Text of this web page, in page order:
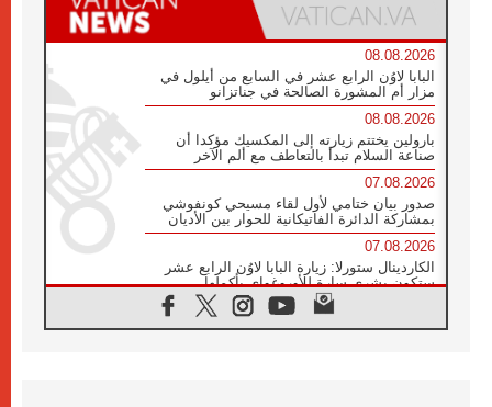
08.08.2026
البابا لاوُن الرابع عشر في السابع من أيلول في
مزار أم المشورة الصالحة في جناتزانو
08.08.2026
بارولين يختتم زيارته إلى المكسيك مؤكدا أن
صناعة السلام تبدأ بالتعاطف مع ألم الآخر
07.08.2026
صدور بيان ختامي لأول لقاء مسيحي كونفوشي
بمشاركة الدائرة الفاتيكانية للحوار بين الأديان
07.08.2026
الكاردينال ستورلا: زيارة البابا لاوُن الرابع عشر
ستكون بشرى سارة للأوروغواي بأكملها
الفاتيكان يعلن برنامج الزيارة الرسولية للبابا لاوُن